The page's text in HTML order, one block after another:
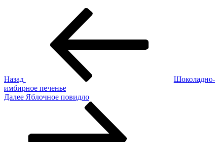
Назад
Шоколадно-
имбирное печенье
Следующая
Далее Яблочное повидло